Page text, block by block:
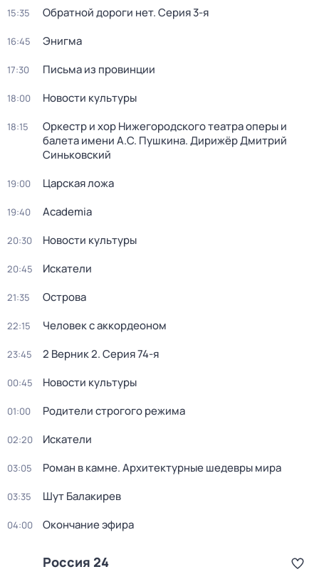
15:35 Обратной дороги нет. Серия 3-я
16:45 Энигма
17:30 Письма из провинции
18:00 Новости культуры
18:15
Оркестр и хор Нижегородского театра оперы и
балета имени А.С. Пушкина. Дирижёр Дмитрий
Синьковский
19:00 Царская ложа
19:40 Academia
20:30 Новости культуры
20:45 Искатели
21:35 Острова
22:15 Человек с аккордеоном
23:45 2 Верник 2. Серия 74-я
00:45 Новости культуры
01:00 Родители строгого режима
02:20 Искатели
03:05 Роман в камне. Архитектурные шедевры мира
03:35 Шут Балакирев
04:00 Окончание эфира
Россия 24